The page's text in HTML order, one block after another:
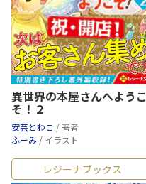
異世界の本屋さんへようこ
そ！２
安芸とわこ / 著者
ふーみ / イラスト
レジーナブックス